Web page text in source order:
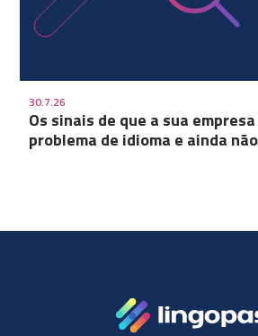
30.7.26
Os sinais de que a sua
problema de idioma e ainda